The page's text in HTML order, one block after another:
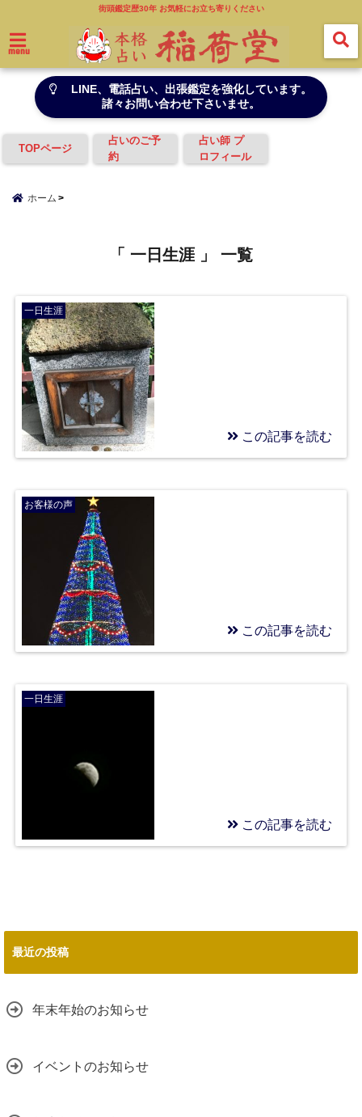
街頭鑑定歴30年 お気軽にお立ち寄りください
menu
LINE、電話占い、出張鑑定を強化しています。
諸々お問い合わせ下さいませ。
TOPページ
占いのご予
約
占い師 プ
ロフィール
ホーム
「 一日生涯 」 一覧
一日生涯
この記事を読む
お客様の声
話
この記事を読む
一日生涯
この記事を読む
最近の投稿
年末年始のお知らせ
イベントのお知らせ